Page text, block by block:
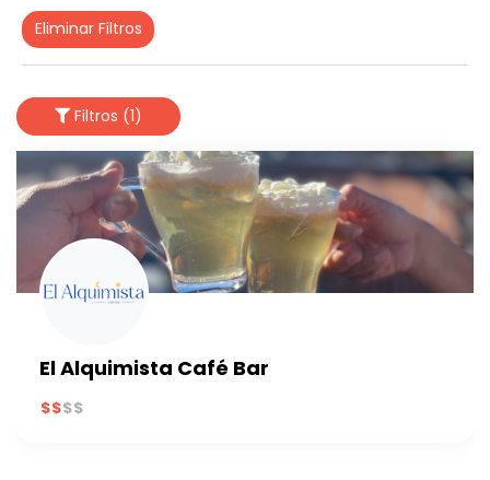
Eliminar Filtros
Filtros (1)
El Alquimista Café Bar